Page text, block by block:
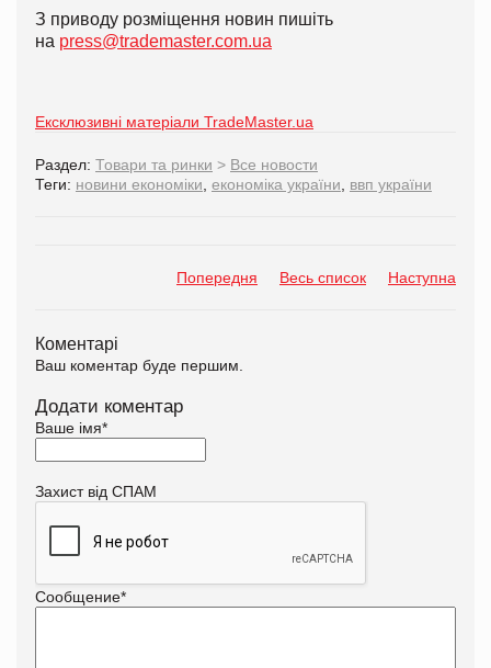
З приводу розміщення новин пишіть
на press@trademaster.com.ua
Ексклюзивні матеріали TradeMaster.ua
Раздел: Товари та ринки > Все новости
Теги: новини економіки економіка україни ввп україни
Попередня Весь список Наступна
Коментарі
Ваш коментар буде першим.
Додати коментар
Ваше імя*
Захист від СПАМ
Сообщение*